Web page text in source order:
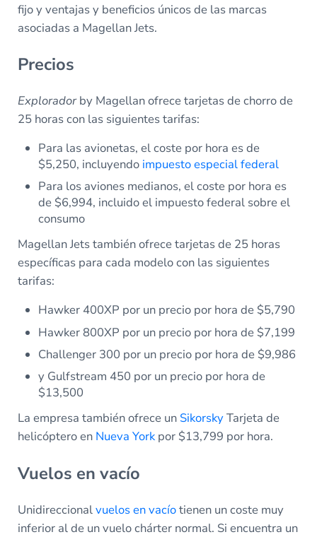
fijo y ventajas y beneficios únicos de las marcas
asociadas a Magellan Jets.
Precios
Exploradorby Magellan ofrece tarjetas de chorro de
25 horas con las siguientes tarifas:
Para las avionetas, el coste por hora es de
$5,250, incluyendo impuesto especial federal
Para los aviones medianos, el coste por hora es
de $6,994, incluido el impuesto federal sobre el
consumo
Magellan Jets también ofrece tarjetas de 25 horas
específicas para cada modelo con las siguientes
tarifas:
Hawker 400XP por un precio por hora de $5,790
Hawker 800XP por un precio por hora de $7,199
Challenger 300 por un precio por hora de $9,986
y Gulfstream 450 por un precio por hora de
$13,500
La empresa también ofrece un SikorskyTarjeta de
helicóptero en Nueva Yorkpor $13,799 por hora.
Vuelos en vacío
Unidireccionalvuelos en vacíotienen un coste muy
inferior al de un vuelo chárter normal. Si encuentra un